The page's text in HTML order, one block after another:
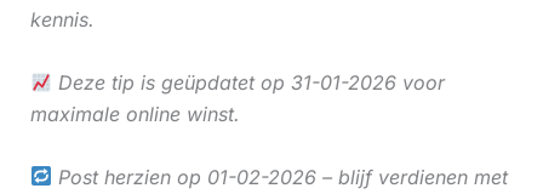
kennis.
Deze tip is geüpdatet op 31-01-2026 voor
maximale online winst.
Post herzien op 01-02-2026 – blijf verdienen met